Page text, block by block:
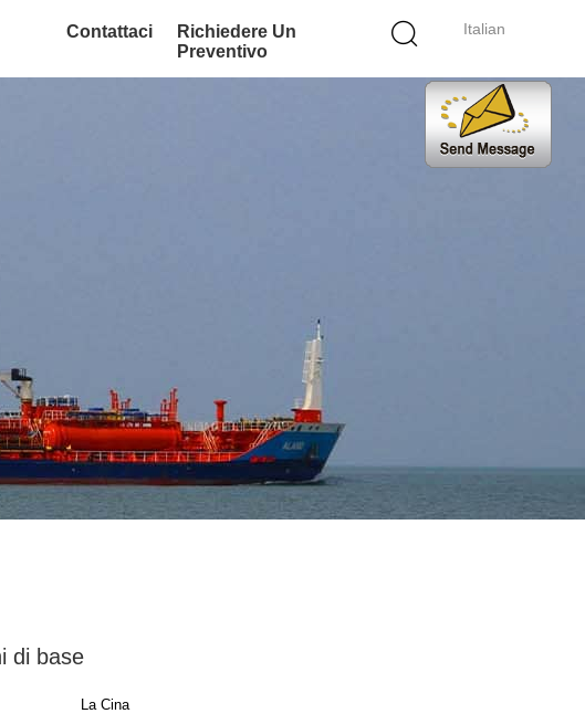
Italian
Contattaci
Richiedere Un
Preventivo
di base
La Cina